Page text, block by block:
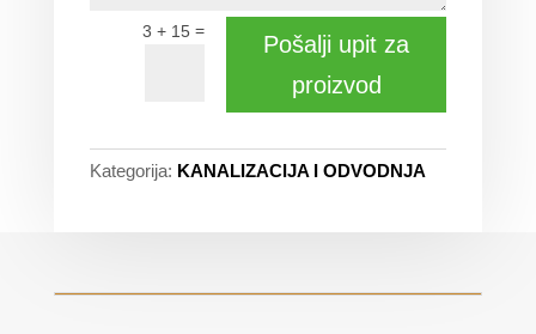
3 + 15=
Pošalji upit za
proizvod
Kategorija: KANALIZACIJA I ODVODNJA